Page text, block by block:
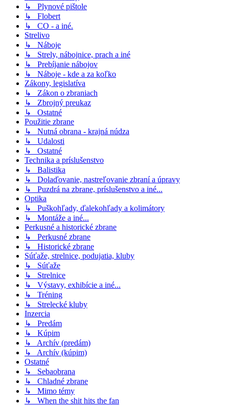
↳ Plynové pištole
↳ Flobert
↳ CO - a iné.
Strelivo
↳ Náboje
↳ Strely, nábojnice, prach a iné
↳ Prebíjanie nábojov
↳ Náboje - kde a za koľko
Zákony, legislatíva
↳ Zákon o zbraniach
↳ Zbrojný preukaz
↳ Ostatné
Použitie zbrane
↳ Nutná obrana - krajná núdza
↳ Udalosti
↳ Ostatné
Technika a príslušenstvo
↳ Balistika
↳ Dolaďovanie, nastreľovanie zbraní a úpravy
↳ Puzdrá na zbrane, príslušenstvo a iné...
Optika
↳ Puškohľady, ďalekohľady a kolimátory
↳ Montáže a iné...
Perkusné a historické zbrane
↳ Perkusné zbrane
↳ Historické zbrane
Súťaže, strelnice, podujatia, kluby
↳ Súťaže
↳ Strelnice
↳ Výstavy, exhibície a iné...
↳ Tréning
↳ Strelecké kluby
Inzercia
↳ Predám
↳ Kúpim
↳ Archív (predám)
↳ Archív (kúpim)
Ostatné
↳ Sebaobrana
↳ Chladné zbrane
↳ Mimo témy
↳ When the shit hits the fan